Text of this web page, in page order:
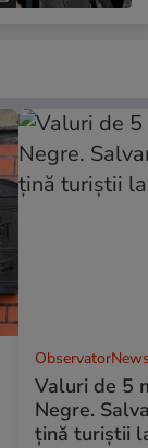
Valuri de 5
Negre.
ţină turiştii